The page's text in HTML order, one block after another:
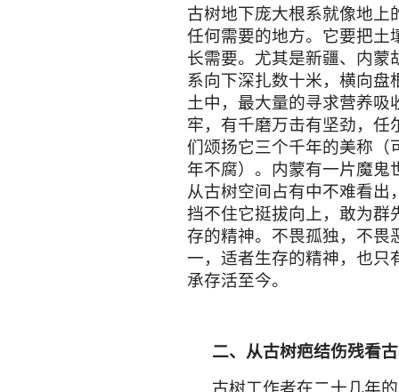
古树地下庞大根系就像地
任何需要的地方。它要把
长需要。尤其是新疆、内
系向下深扎数十米，横向
土中，最大量的寻求营养
牢，有千磨万击有坚劲，
们颂扬它三个千年的美称
年不腐）。内蒙有一片魔
从古树空间占有中不难看
挡不住它挺拔向上，敢为
存的精神。不畏孤独，不
一，适者生存的精神，也
承存活至今。